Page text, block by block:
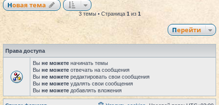
Новая тема
3 темы • Страница 1 из 1
Перейти
Права доступа
Вы не можете начинать темы
Вы не можете отвечать на сообщения
Вы не можете редактировать свои сообщения
Вы не можете удалять свои сообщения
Вы не можете добавлять вложения